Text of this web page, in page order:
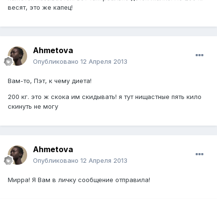
весят, это же капец!
Ahmetova
Опубликовано 12 Апреля 2013
Вам-то, Пэт, к чему диета!
200 кг. это ж скока им скидывать! я тут нищастные пять кило
скинуть не могу
Ahmetova
Опубликовано 12 Апреля 2013
Мирра! Я Вам в личку сообщение отправила!